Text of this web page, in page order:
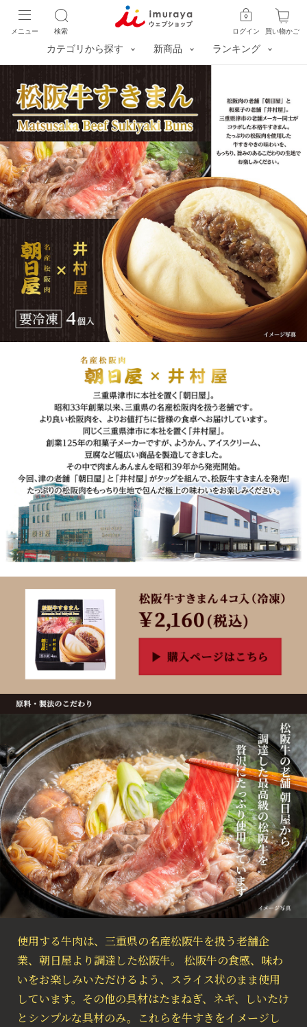
買い物かご
ログイン
検索
メニュー
カテゴリから探す 新商品 ランキング
使用する牛肉は、三重県の名産松阪牛を扱う老舗企
業、朝日屋より調達した松阪牛。 松阪牛の食感、味わ
いをお楽しみいただけるよう、スライス状のまま使用
しています。その他の具材はたまねぎ、ネギ、しいたけ
とシンプルな具材のみ。これらを牛すきをイメージし